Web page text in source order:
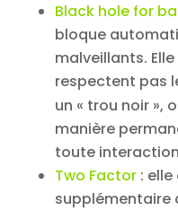
Black hole for
bloque
malveillants.
respectent pas
un « trou noir »,
manière
toute
Two Factor: elle
supplémentaire